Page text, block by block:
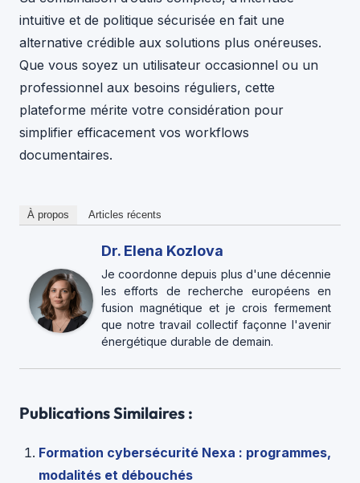
intuitive et de politique sécurisée en fait une
alternative crédible aux solutions plus onéreuses.
Que vous soyez un utilisateur occasionnel ou un
professionnel aux besoins réguliers, cette
plateforme mérite votre considération pour
simplifier efficacement vos workflows
documentaires.
À propos Articles récents
Dr. Elena Kozlova
Je coordonne depuis plus d'une décennie
les efforts de recherche européens en
fusion magnétique et je crois fermement
que notre travail collectif façonne l'avenir
énergétique durable de demain.
Publications Similaires :
Formation cybersécurité Nexa : programmes,
modalités et débouchés